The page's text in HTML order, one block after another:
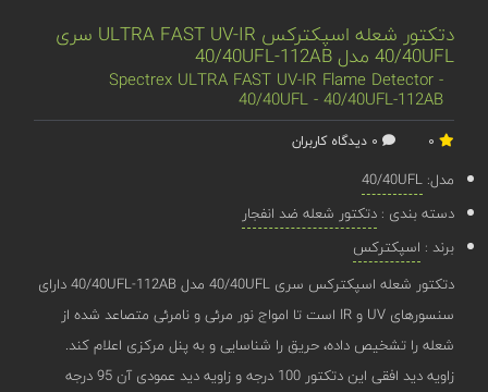
دتکتور شعله اسپکترکس ULTRA FAST UV-IR سری
40/40UFL مدل 40/40UFL-112AB
Spectrex ULTRA FAST UV-IR Flame Detector -
40/40UFL - 40/40UFL-112AB
مدل:40/40UFL
دسته بندی :دتکتور شعله ضد انفجار
برند : اسپکترکس
دتکتور شعله اسپکترکس سری 40/40UFL مدل 40/40UFL-112AB دارای
سنسورهای UV و IR است تا امواج نور مرئی و نامرئی متصاعد شده از
شعله را تشخیص داده، حریق را شناسایی و به پنل مرکزی اعلام کند.
زاویه دید افقی این دتکتور 100 درجه و زاویه دید عمودی آن 95 درجه